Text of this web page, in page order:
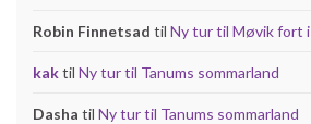
Robin Finnetsad til Ny tur til Møvik fort
kaktil Ny tur til Tanums sommarland
Dasha til Ny tur til Tanums sommarland